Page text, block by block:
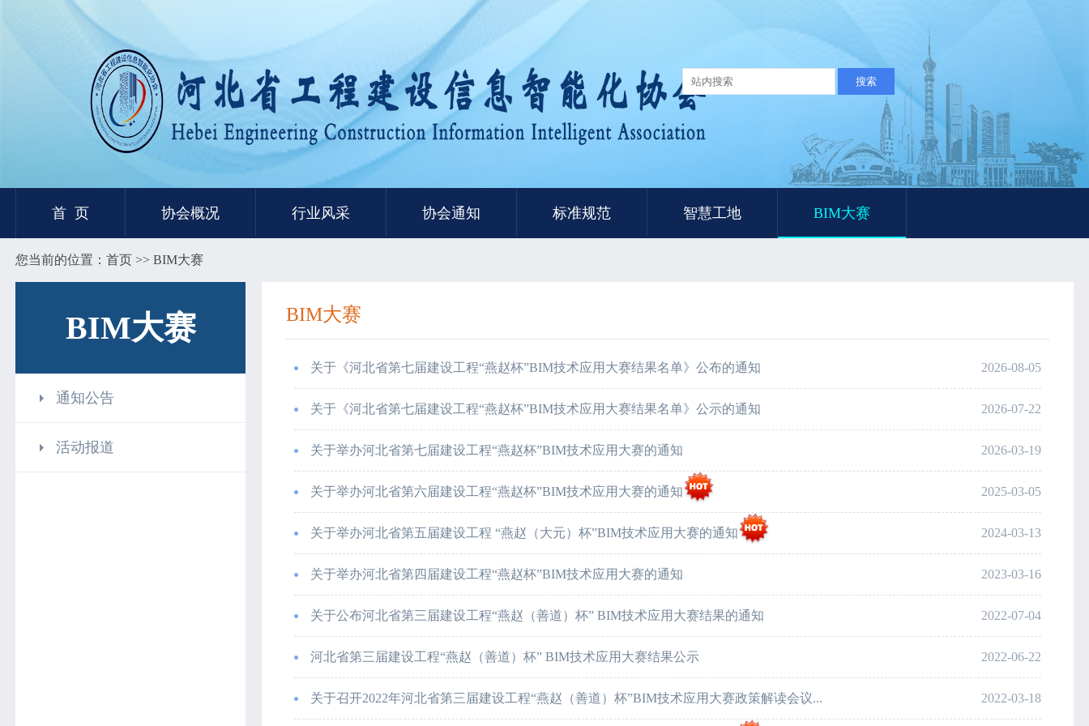
首 页 协会概况 行业风采 协会通知 标准规范 智慧工地 BIM大赛
您当前的位置： 首页 >> BIM大赛
BIM大赛
通知公告
活动报道
BIM大赛
关于《河北省第七届建设工程“燕赵杯”BIM技术应用大赛结果名单》公布的通知 2026-08-05
关于《河北省第七届建设工程“燕赵杯”BIM技术应用大赛结果名单》公示的通知 2026-07-22
关于举办河北省第七届建设工程“燕赵杯”BIM技术应用大赛的通知 2026-03-19
关于举办河北省第六届建设工程“燕赵杯”BIM技术应用大赛的通知 2025-03-05
关于举办河北省第五届建设工程 “燕赵（大元）杯”BIM技术应用大赛的通知 2024-03-13
关于举办河北省第四届建设工程“燕赵杯”BIM技术应用大赛的通知 2023-03-16
关于公布河北省第三届建设工程“燕赵（善道）杯” BIM技术应用大赛结果的通知 2022-07-04
河北省第三届建设工程“燕赵（善道）杯” BIM技术应用大赛结果公示 2022-06-22
关于召开2022年河北省第三届建设工程“燕赵（善道）杯”BIM技术应用大赛政策解读会议... 2022-03-18